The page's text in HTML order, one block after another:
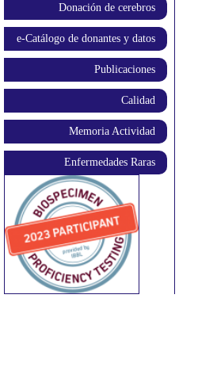
Donación de cerebros
e-Catálogo de donantes y datos
Publicaciones
Calidad
Memoria Actividad
Enfermedades Raras